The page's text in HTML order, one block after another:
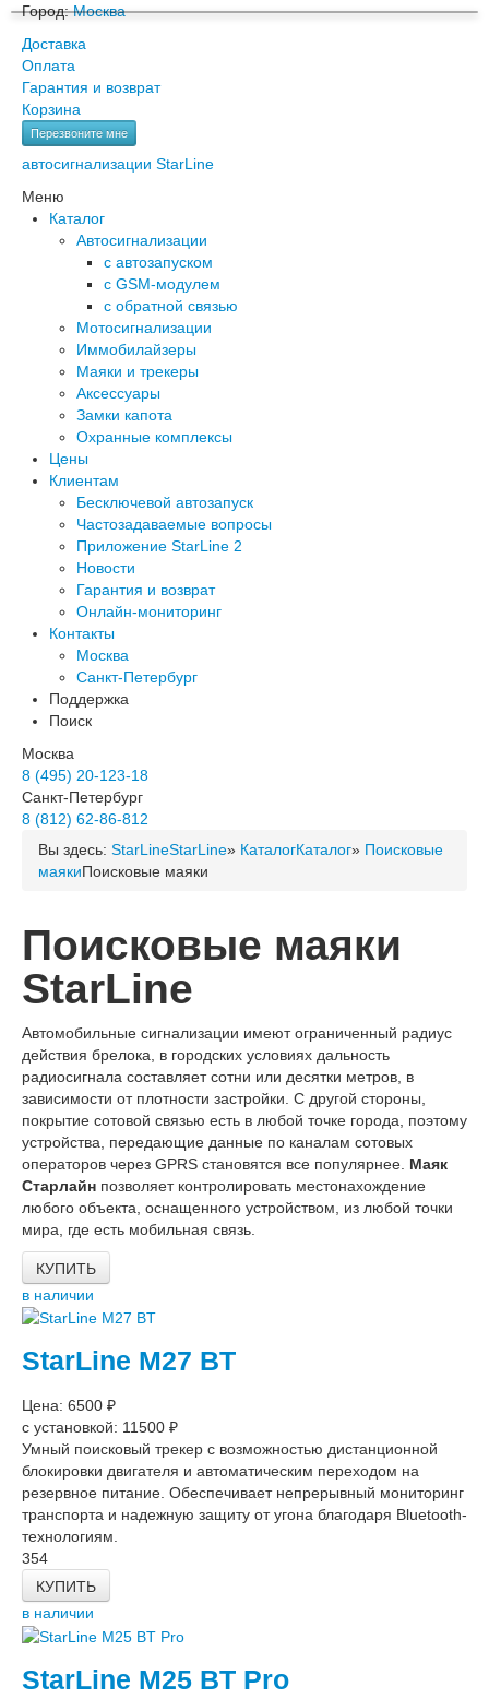
Город:Москва
Доставка
Оплата
Гарантия и возврат
Корзина
Перезвоните мне
автосигнализации StarLine
Меню
Каталог
Автосигнализации
с автозапуском
с GSM-модулем
с обратной связью
Мотосигнализации
Иммобилайзеры
Маяки и трекеры
Аксессуары
Замки капота
Охранные комплексы
Цены
Клиентам
Бесключевой автозапуск
Частозадаваемые вопросы
Приложение StarLine 2
Новости
Гарантия и возврат
Онлайн-мониторинг
Контакты
Москва
Санкт-Петербург
Поддержка
Поиск
Москва
8 (495) 20-123-18
Санкт-Петербург
8 (812) 62-86-812
Вы здесь: StarLineStarLine» КаталогКаталог» Поисковые
маякиПоисковые маяки
Поисковые маяки
StarLine
Автомобильные сигнализации имеют ограниченный радиус
действия брелока, в городских условиях дальность
радиосигнала составляет сотни или десятки метров, в
зависимости от плотности застройки. С другой стороны,
покрытие сотовой связью есть в любой точке города, поэтому
устройства, передающие данные по каналам сотовых
операторов через GPRS становятся все популярнее. Маяк
Старлайн позволяет контролировать местонахождение
любого объекта, оснащенного устройством, из любой точки
мира, где есть мобильная связь.
КУПИТЬ
в наличии
StarLine M27 BT
Цена: 6500 ₽
с установкой: 11500 ₽
Умный поисковый трекер с возможностью дистанционной
блокировки двигателя и автоматическим переходом на
резервное питание. Обеспечивает непрерывный мониторинг
транспорта и надежную защиту от угона благодаря Bluetooth-
технологиям.
354
КУПИТЬ
в наличии
StarLine M25 BT Pro